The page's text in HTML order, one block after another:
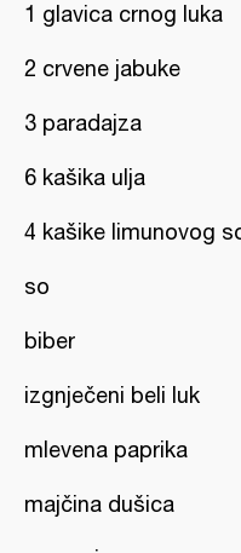
1 glavica crnog luka
2 crvene jabuke
3 paradajza
6 kašika ulja
4 kašike limunovog
so
biber
izgnječeni beli luk
mlevena paprika
majčina dušica